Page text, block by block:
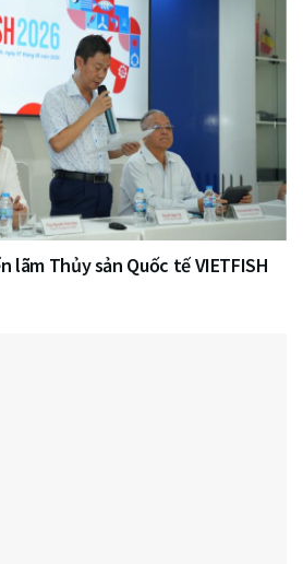
lãm Thủy sản Quốc tế VIETFISH